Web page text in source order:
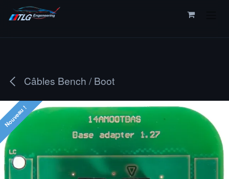
Se rendre au contenu
Câbles Bench / Boot
Nouveau !